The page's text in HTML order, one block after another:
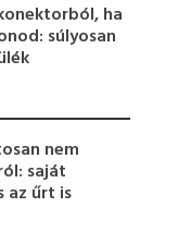
ha
súlyosan
nem
saját
az űrt is